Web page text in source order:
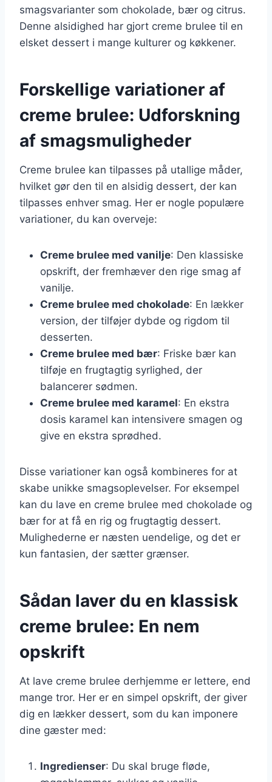
smagsvarianter som chokolade, bær og citrus.
Denne alsidighed har gjort creme brulee til en
elsket dessert i mange kulturer og køkkener.
Forskellige variationer af
creme brulee: Udforskning
af smagsmuligheder
Creme brulee kan tilpasses på utallige måder,
hvilket gør den til en alsidig dessert, der kan
tilpasses enhver smag. Her er nogle populære
variationer, du kan overveje:
Creme brulee med vanilje: Den klassiske
opskrift, der fremhæver den rige smag af
vanilje.
Creme brulee med chokolade: En lækker
version, der tilføjer dybde og rigdom til
desserten.
Creme brulee med bær: Friske bær kan
tilføje en frugtagtig syrlighed, der
balancerer sødmen.
Creme brulee med karamel: En ekstra
dosis karamel kan intensivere smagen og
give en ekstra sprødhed.
Disse variationer kan også kombineres for at
skabe unikke smagsoplevelser. For eksempel
kan du lave en creme brulee med chokolade og
bær for at få en rig og frugtagtig dessert.
Mulighederne er næsten uendelige, og det er
kun fantasien, der sætter grænser.
Sådan laver du en klassisk
creme brulee: En nem
opskrift
At lave creme brulee derhjemme er lettere, end
mange tror. Her er en simpel opskrift, der giver
dig en lækker dessert, som du kan imponere
dine gæster med:
Ingredienser: Du skal bruge fløde,